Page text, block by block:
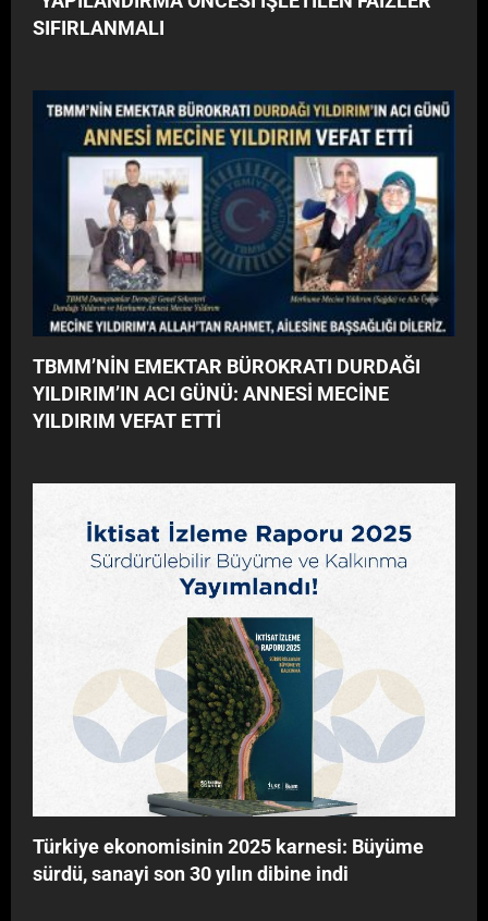
SIFIRLANMALI
TBMM’NİN EMEKTAR BÜROKRATI DURDAĞI
YILDIRIM’IN ACI GÜNÜ: ANNESİ MECİNE
YILDIRIM VEFAT ETTİ
Türkiye ekonomisinin 2025 karnesi: Büyüme
sürdü, sanayi son 30 yılın dibine indi